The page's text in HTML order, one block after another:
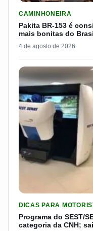
CAMINHONEIRA
Pakita BR-153 é
mais bonitas do
4 de agosto de 2026
DICAS PARA
Programa do SEST/
categoria da CNH;